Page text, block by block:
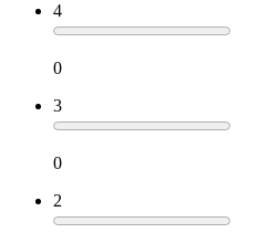
4
0
3
0
2